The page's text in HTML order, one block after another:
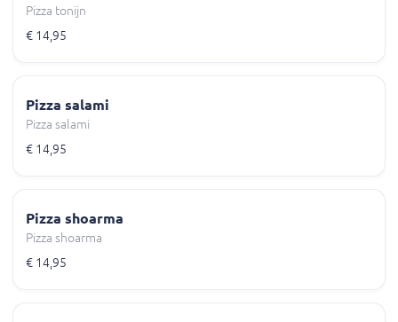
Pizza tonijn
€ 14,95
Pizza salami
Pizza salami
€ 14,95
Pizza shoarma
Pizza shoarma
€ 14,95